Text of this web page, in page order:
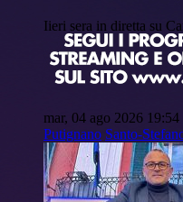
Iieri sera in diretta su
mar, 04 ago 2026 19:54
Putignano Santo-